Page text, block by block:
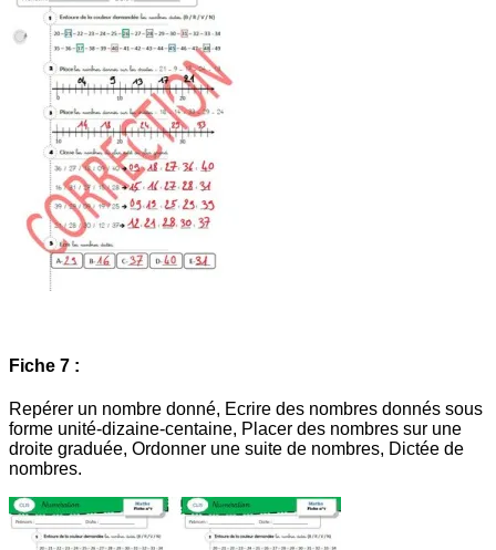
Fiche 7 :
Repérer un nombre donné, Ecrire des nombres donnés sous
forme unité-dizaine-centaine, Placer des nombres sur une
droite graduée, Ordonner une suite de nombres, Dictée de
nombres.